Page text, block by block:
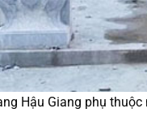
Hậu Giang phụ